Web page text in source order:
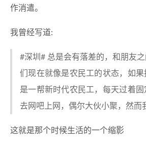
作消遣。
我曾经写道:
#深圳# 总是会有落差的，和朋友
们现在就像是农民工的状态，如
是一帮新时代农民工，每天过着
去网吧上网，偶尔大伙小聚，然而
这就是那个时候生活的一个缩影